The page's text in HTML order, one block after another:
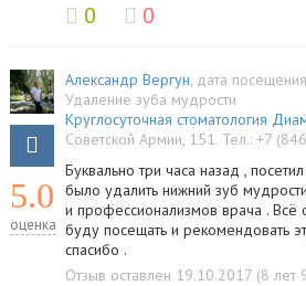
0 0
5.0
оценка
Александр Вергун, дата
Удаление зуба мудрости
Круглосуточная стоматология
Советской Армии, 151. Тел.: +7
Буквально три часа назад ,
было удалить нижний зуб
и профессионализмов врача . Всё
буду посещать и рекомендовать
спасибо .
Отзыв оставлен 19.10.2017 (8 лет